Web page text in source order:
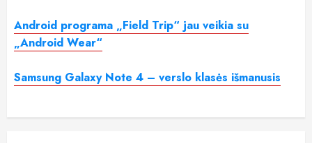
Android programa „Field Trip“ jau veikia su
„Android Wear“
Samsung Galaxy Note 4 – verslo klasės išmanusis